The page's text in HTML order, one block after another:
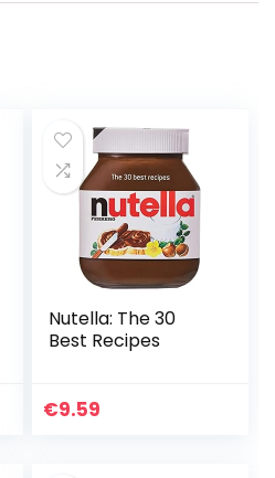
Nutella: The 30
Best Recipes
€9.59